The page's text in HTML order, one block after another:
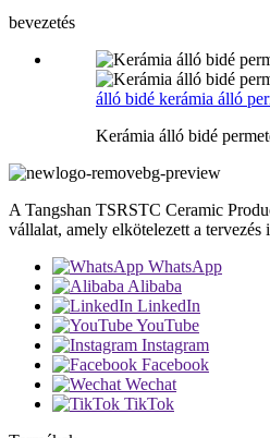
bevezetés
álló bidé kerámia álló
Kerámia álló bidé
A Tangshan TSRSTC Ceramic
vállalat, amely elkötelezett a tervezés
WhatsApp
Alibaba
LinkedIn
YouTube
Instagram
Facebook
Wechat
TikTok